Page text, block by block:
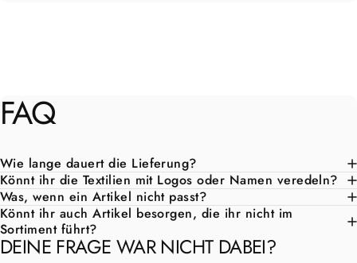
FAQ
Wie lange dauert die Lieferung?
Könnt ihr die Textilien mit Logos oder Namen veredeln?
Was, wenn ein Artikel nicht passt?
Könnt ihr auch Artikel besorgen, die ihr nicht im
Sortiment führt?
DEINE FRAGE WAR NICHT DABEI?